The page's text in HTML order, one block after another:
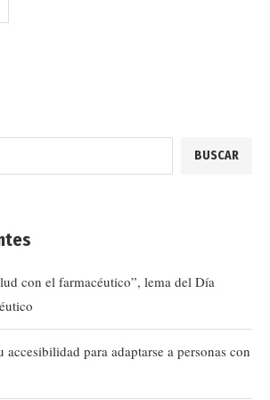
BUSCAR
con el farmacéutico”, lema del Día
accesibilidad para adaptarse a personas con